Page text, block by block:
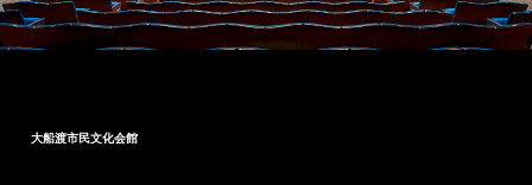
大船渡市民文化会館